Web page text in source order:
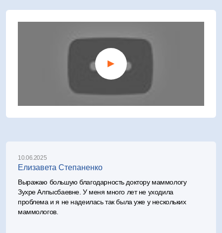
10.06.2025
Елизавета Степаненко
Выражаю большую благодарность доктору маммологу
Зухре Алпысбаевне. У меня много лет не уходила
проблема и я не надеилась так была уже у нескольких
маммологов.